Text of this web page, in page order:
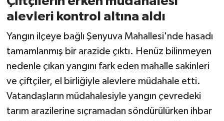
alevleri kontrol altına aldı
Yangın ilçeye bağlı Şenyuva Mahallesi'nde hasadı
tamamlanmış bir arazide çıktı. Henüz bilinmeyen
nedenle çıkan yangını fark eden mahalle sakinleri
ve çiftçiler, el birliğiyle alevlere müdahale etti.
Vatandaşların müdahalesiyle yangın çevredeki
tarım arazilerine sıçramadan söndürülürken ihbar